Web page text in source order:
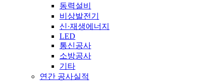
동력설비
비상발전기
신·재생에너지
LED
통신공사
소방공사
기타
연간 공사실적